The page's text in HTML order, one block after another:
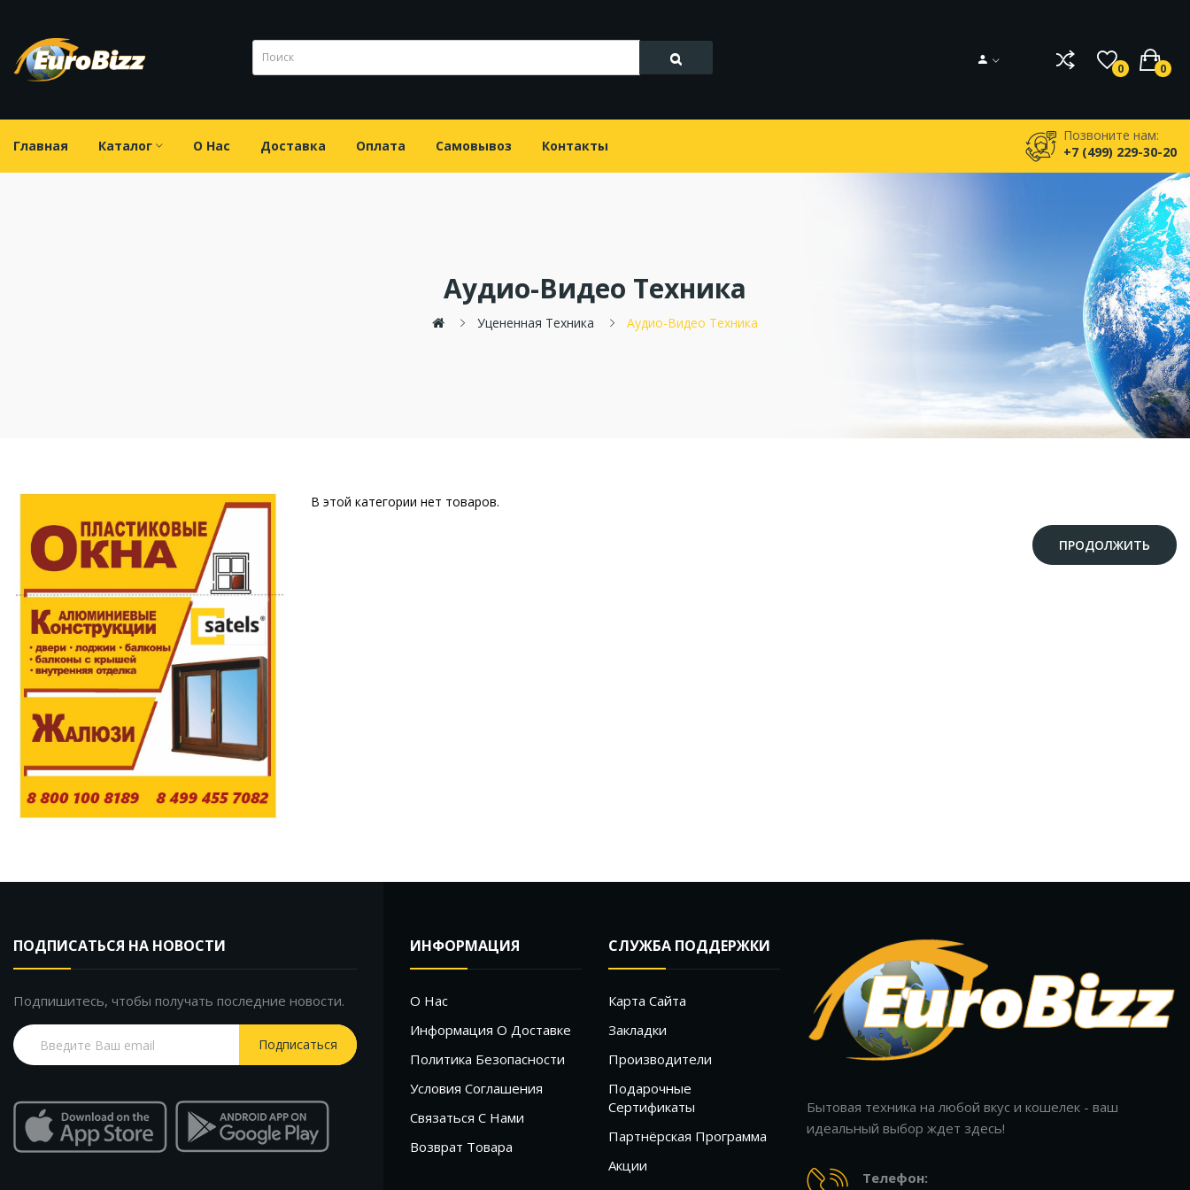
0 0
Главная Каталог О Нас Доставка Оплата Самовывоз Контакты
Позвоните нам:
+7 (499) 229-30-20
Аудио-Видео Техника
Уцененная Техника Аудио-Видео Техника
В этой категории нет товаров.
ПРОДОЛЖИТЬ
ПОДПИСАТЬСЯ НА НОВОСТИ
Подпишитесь, чтобы получать последние новости.
Подписаться
ИНФОРМАЦИЯ
О Нас
Информация О Доставке
Политика Безопасности
Условия Соглашения
Связаться С Нами
Возврат Товара
СЛУЖБА ПОДДЕРЖКИ
Карта Сайта
Закладки
Производители
Подарочные
Сертификаты
Партнёрская Программа
Акции
Бытовая техника на любой вкус и кошелек - ваш
идеальный выбор ждет здесь!
Телефон: